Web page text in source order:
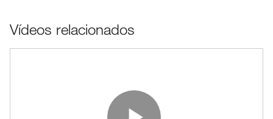
Vídeos relacionados